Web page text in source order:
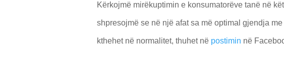
Kërkojmë mirëkuptimin e konsumatorëve tanë në
shpresojmë se në një afat sa më optimal gjendja
kthehet në normalitet, thuhet në postimin në